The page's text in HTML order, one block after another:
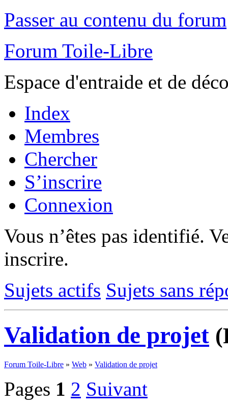
Passer au contenu du forum
Forum Toile-Libre
Espace d'entraide et de
Index
Membres
Chercher
S’inscrire
Connexion
Vous n’êtes pas identifié.
inscrire.
Sujets actifs Sujets sans
Validation de projet
Forum Toile-Libre » Web » Validation de projet
Pages 1 2 Suivant